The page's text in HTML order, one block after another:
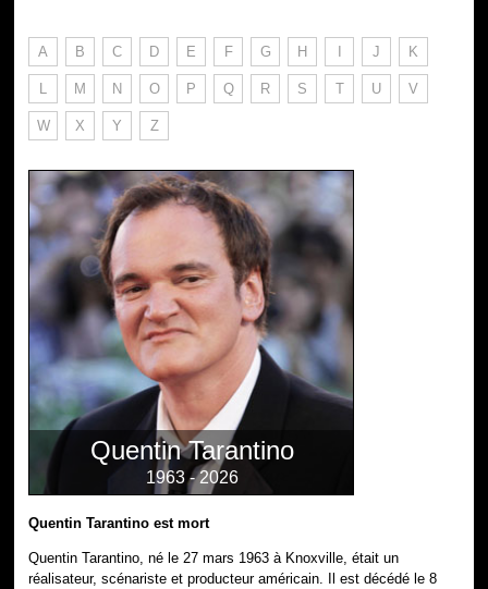
A B C D E F G H I J K
L M N O P Q R S T U V
W X Y Z
Quentin Tarantino
1963 - 2026
Quentin Tarantino est mort
Quentin Tarantino, né le 27 mars 1963 à Knoxville, était un
réalisateur, scénariste et producteur américain. Il est décédé le 8